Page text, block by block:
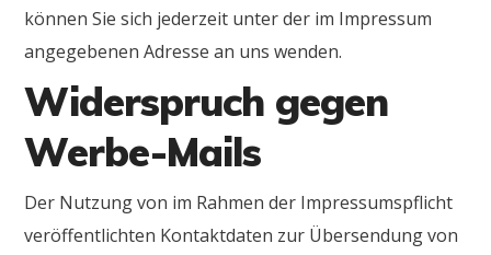
können Sie sich jederzeit unter der im Impressum
angegebenen Adresse an uns wenden.
Widerspruch gegen
Werbe-Mails
Der Nutzung von im Rahmen der Impressumspflicht
veröffentlichten Kontaktdaten zur Übersendung von